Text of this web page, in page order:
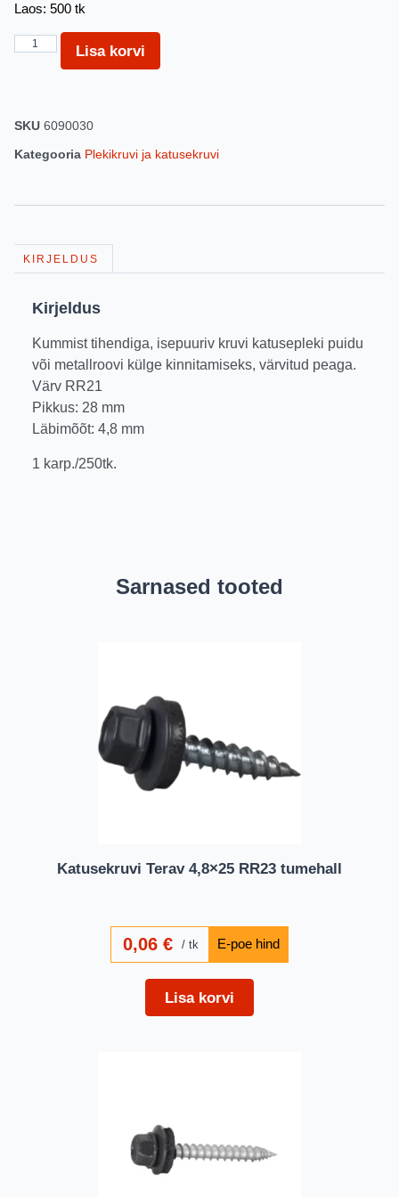
Laos: 500 tk
Lisa korvi
SKU 6090030
Kategooria Plekikruvi ja katusekruvi
KIRJELDUS
Kirjeldus
Kummist tihendiga, isepuuriv kruvi katusepleki puidu
või metallroovi külge kinnitamiseks, värvitud peaga.
Värv RR21
Pikkus: 28 mm
Läbimõõt: 4,8 mm
1 karp./250tk.
Sarnased tooted
Katusekruvi Terav 4,8×25 RR23 tumehall
0,06€ tk
Lisa korvi